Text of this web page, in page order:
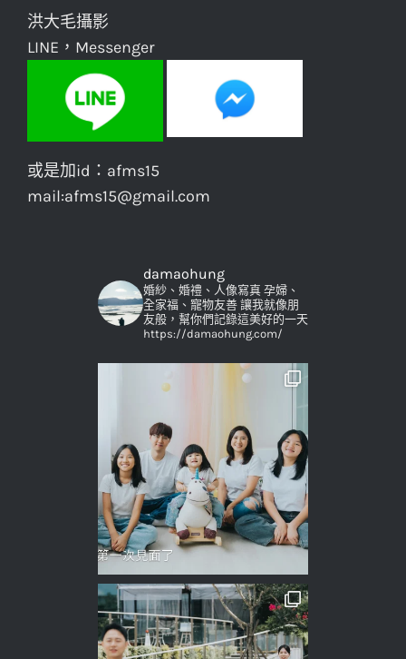
洪大毛攝影
LINE，Messenger
或是加id：afms15
mail:afms15@gmail.com
damaohung
婚紗、婚禮、人像寫真孕婦、
全家福、寵物友善讓我就像朋
友般，幫你們記錄這美好的一天
https://damaohung.com/